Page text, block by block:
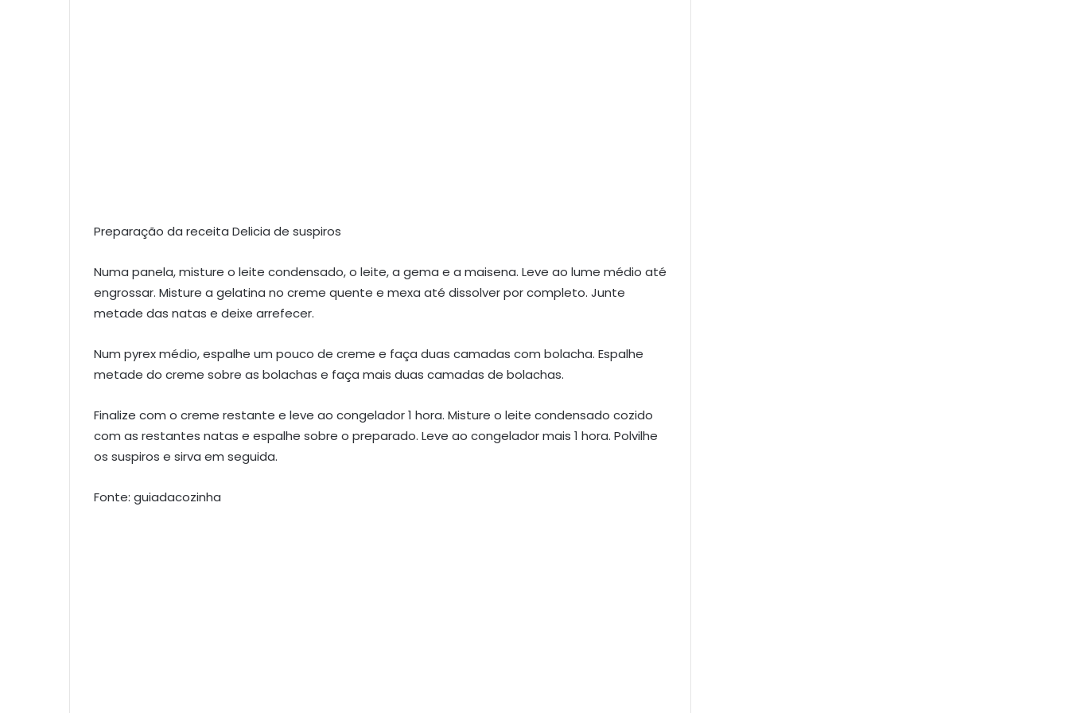
Preparação da receita Delicia de suspiros
Numa panela, misture o leite condensado, o leite, a gema e a maisena. Leve ao lume médio até
engrossar. Misture a gelatina no creme quente e mexa até dissolver por completo. Junte
metade das natas e deixe arrefecer.
Num pyrex médio, espalhe um pouco de creme e faça duas camadas com bolacha. Espalhe
metade do creme sobre as bolachas e faça mais duas camadas de bolachas.
Finalize com o creme restante e leve ao congelador 1 hora. Misture o leite condensado cozido
com as restantes natas e espalhe sobre o preparado. Leve ao congelador mais 1 hora. Polvilhe
os suspiros e sirva em seguida.
Fonte: guiadacozinha